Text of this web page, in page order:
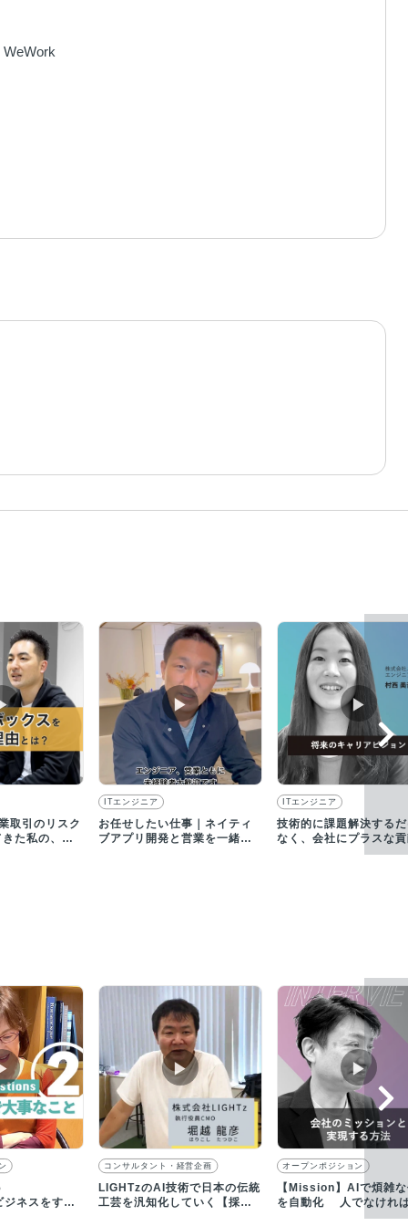
取引のリスク
た私の、ア
▶︎
ITエンジニア
お任せしたい仕事｜ネイティ
ブアプリ開発と営業を一緒に
▶︎
ITエンジニア
技術的に課題解決する
なく、会社にプラスな
したい｜求人動画イン
ネスをする
▶︎
コンサルタント・経営企画
LIGHTzのAI技術で日本の伝統
工芸を汎知化していく【採用
▶︎
オープンポジション
【Mission】AIで煩雑
を自動化 人でなけれ
ない創造的な仕事へ